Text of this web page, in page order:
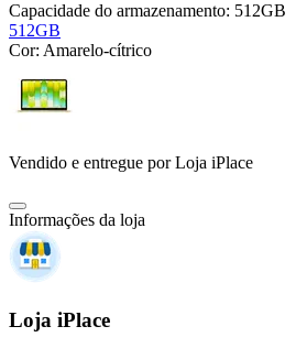
Capacidade do armazenamento: 512GB
512GB
Cor: Amarelo-cítrico
Vendido e entregue por Loja iPlace
Informações da loja
Loja iPlace